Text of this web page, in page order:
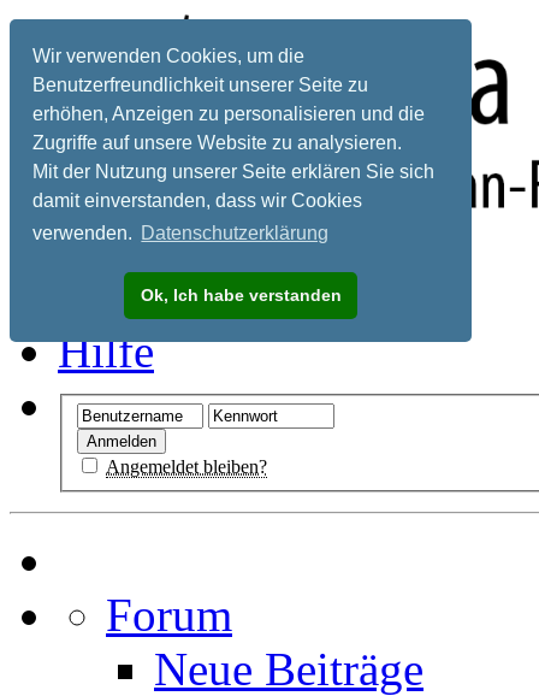
Wir verwenden Cookies, um die
Benutzerfreundlichkeit unserer Seite zu
erhöhen, Anzeigen zu personalisieren und die
Zugriffe auf unsere Website zu analysieren.
Mit der Nutzung unserer Seite erklären Sie sich
damit einverstanden, dass wir Cookies
verwenden. Datenschutzerklärung
Ok, Ich habe verstanden
Registrieren
Hilfe
Angemeldet bleiben?
Forum
Neue Beiträge